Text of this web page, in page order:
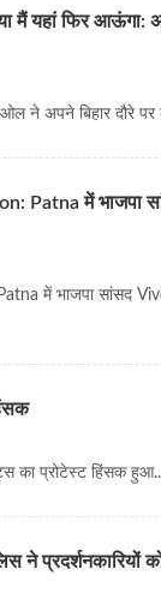
मैं यहां फिर आऊंगा:
ने अपने बिहार दौरे पर
Patna में भाजपा
में भाजपा सांसद
का प्रोटेस्ट हिंसक
ने प्रदर्शनकारियों